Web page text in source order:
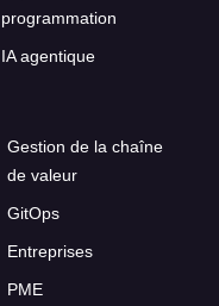
programmation
IA agentique
Gestion de la chaîne
de valeur
GitOps
Entreprises
PME